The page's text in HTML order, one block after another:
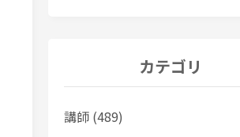
カテゴリ
講師 (489)